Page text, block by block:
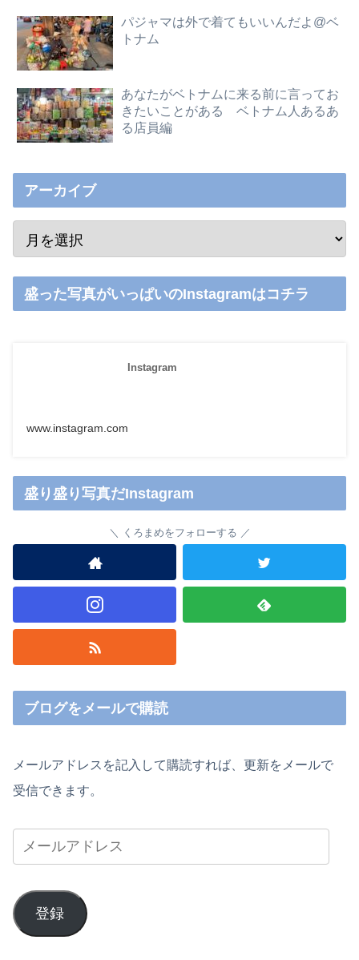
パジャマは外で着てもいいんだよ@ベ
トナム
あなたがベトナムに来る前に言ってお
きたいことがある ベトナム人あるあ
る店員編
アーカイブ
盛った写真がいっぱいのInstagramはコチラ
Instagram
www.instagram.com
盛り盛り写真だInstagram
くろまめをフォローする
ブログをメールで購読
メールアドレスを記入して購読すれば、更新をメールで
受信できます。
登録